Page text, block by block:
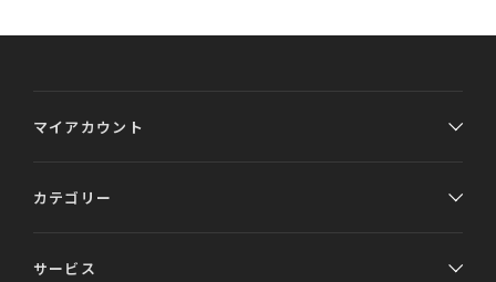
マイアカウント
カテゴリー
サービス